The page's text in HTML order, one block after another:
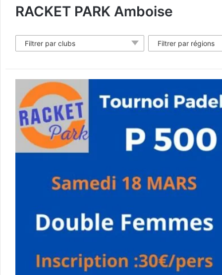
RACKET PARK Amboise
Filtrer par clubs Filtrer par régions